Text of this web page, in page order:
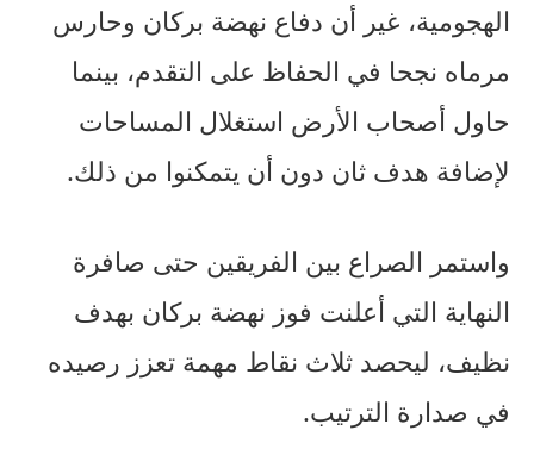
الهجومية، غير أن دفاع نهضة بركان وحارس
مرماه نجحا في الحفاظ على التقدم، بينما
حاول أصحاب الأرض استغلال المساحات
لإضافة هدف ثان دون أن يتمكنوا من ذلك.
واستمر الصراع بين الفريقين حتى صافرة
النهاية التي أعلنت فوز نهضة بركان بهدف
نظيف، ليحصد ثلاث نقاط مهمة تعزز رصيده
في صدارة الترتيب.